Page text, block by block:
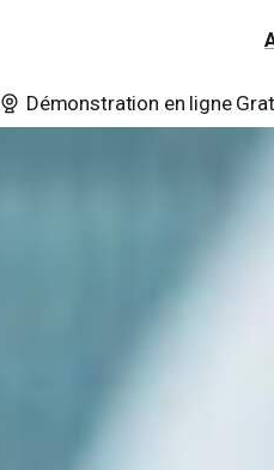
Démonstration en ligne